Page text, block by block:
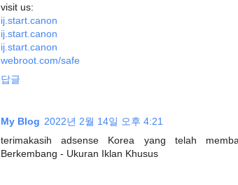
visit us:
ij.start.canon
ij.start.canon
ij.start.canon
webroot.com/safe
답글
My Blog 2022년 2월 14일 오후 4:21
terimakasih adsense Korea yang telah
Berkembang - Ukuran Iklan Khusus